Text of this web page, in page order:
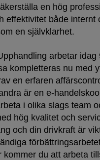
en hög
effektivitet både internt
en självklarhet.
arbetar idag
kompletteras nu med
en erfaren
är en e-
i olika slags team
hög kvalitet och
och din drivkraft är
kommer du att arbeta